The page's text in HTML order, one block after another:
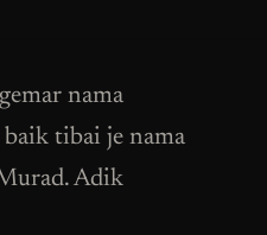
nama
tibai je nama
Adik